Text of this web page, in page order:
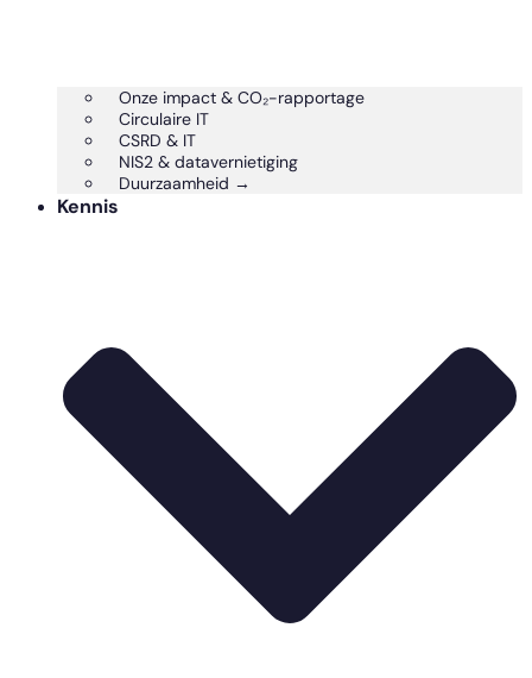
Onze impact & CO₂-rapportage
Circulaire IT
CSRD & IT
NIS2 & datavernietiging
Duurzaamheid →
Kennis